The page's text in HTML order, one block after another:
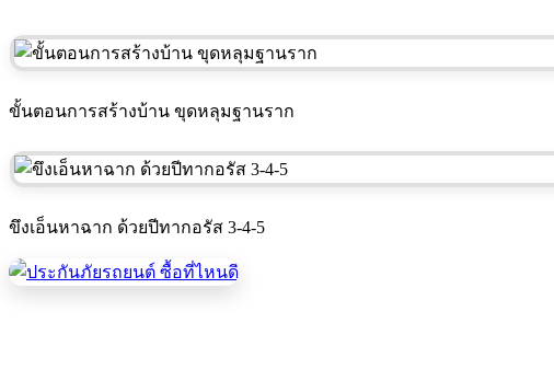
ขั้นตอนการสร้างบ้าน ขุดหลุมฐานราก
ขึงเอ็นหาฉาก ด้วยปีทากอรัส 3-4-5